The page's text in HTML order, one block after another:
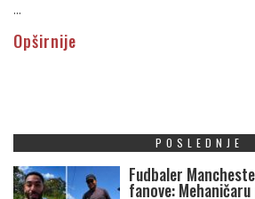
...
Opširnije
POSLEDNJE
Fudbaler
fanove: